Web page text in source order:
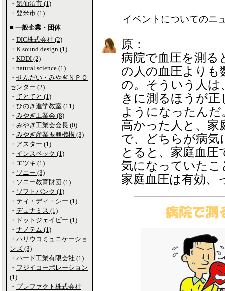
イベントについてのニ
原：
病院で血圧を測る
の人の血圧よりも
の。そういう人
きに測るほうが
ようになったん
高かった人と、家
で、どちらが病
とると、家庭血
気になっていた
家庭血圧は有効、
・ 気仙沼市 (1)
・ 登米市 (1)
■ 一般企業・団体
・ DIC株式会社 (2)
・ K sound design (1)
・ KDDI (2)
・ natural science (1)
・ せんだい・みやぎＮＰＯ
センター (2)
・ てとてと (1)
・ ひのき進学教室 (11)
・ みやぎ工業会 (8)
・ みやぎ工業会会長 (0)
・ みやぎ産業振興機構 (3)
・ アスター (1)
・ インスペック (1)
・ エツキ (1)
・ ソニー (3)
・ ソニー教育財団 (1)
・ ソフトバンク (1)
・ ティ・ディ・シー (1)
・ デュナミス (1)
・ ドットジェイピー (1)
・ ナノテム (1)
・ ハリウコミュニケーショ
ンズ (3)
・ ハード工業有限会社 (1)
・ フジイコーポレーション
(1)
・ プレファクト株式会社